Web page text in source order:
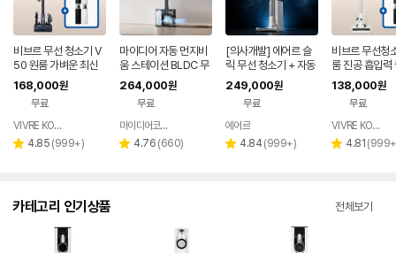
비브르 무선 청소기 V
50 원룸 가벼운 최신
형 차이슨 진공 청소기
168,000원
무료
페이
VIVRE KOREA
별 4.85 리
(999+)
마이디어 자동 먼지비
움 스테이션 BLDC 무
선 청소기 블랙 MP08
KRGY-DS
264,000원
무료
페이
마이디어코리아
별 4.76 리
(660)
[의사개발] 에어르 슬
릭 무선 청소기 + 자동
먼지비움
249,000원
무료
에어르
별 4.84 리
(999+)
비브르 무선청
룸 진공 흡입력
이슨 청소기
티형거치대
138,000원
무료
VIVRE KOREA
별 4.81 리
(999+
카테고리 인기상품 전체보기